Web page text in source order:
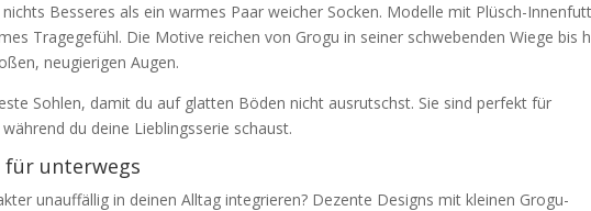
Besseres als ein warmes Paar weicher Socken. Modelle mit Plüsch-
Tragegefühl. Die Motive reichen von Grogu in seiner schwebenden Wiege bis
neugierigen Augen.
Sohlen, damit du auf glatten Böden nicht ausrutschst. Sie sind perfekt für
du deine Lieblingsserie schaust.
für unterwegs
unauffällig in deinen Alltag integrieren? Dezente Designs mit kleinen Grogu-